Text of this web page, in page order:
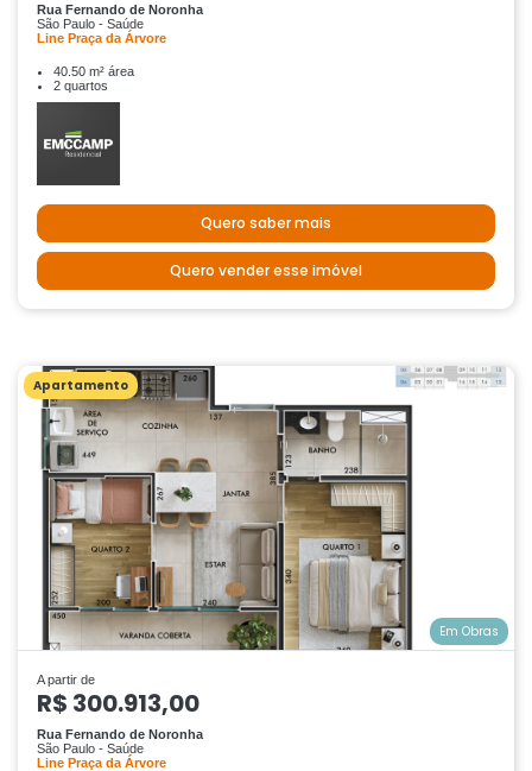
Rua Fernando de Noronha
São Paulo - Saúde
Line Praça da Árvore
40.50 m² área
2 quartos
Quero saber mais
Quero vender esse imóvel
Apartamento
Em Obras
A partir de
R$ 300.913,00
Rua Fernando de Noronha
São Paulo - Saúde
Line Praça da Árvore